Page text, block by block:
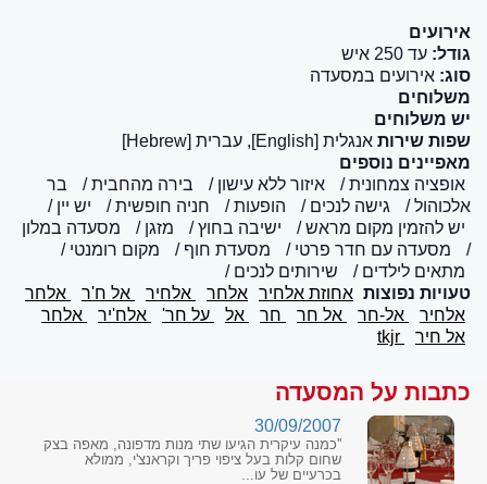
אירועים
גודל: עד 250 איש
סוג: אירועים במסעדה
משלוחים
יש משלוחים
שפות שירות אנגלית [English], עברית [Hebrew]
מאפיינים נוספים
אופציה צמחונית
איזור ללא עישון בירה מהחבית
בר
אלכוהול
גישה לנכים הופעות חניה חופשית
יש יין
יש להזמין מקום מראש
ישיבה בחוץ מזגן
מסעדה במלון
מסעדה עם חדר פרטי
מסעדת חוף
מקום רומנטי
מתאים לילדים
שירותים לנכים
טעויות נפוצות אחוזת אלחיר אלחר אלחיר אל ח'ר
אלחר
אלחיר
אל-חר אל חר חר אל על חר' אלח'יר
אלחר
אל חיר
כתבות על המסעדה
30/09/2007
''כמנה עיקרית הגיעו שתי מנות מדפונה, מאפה בצק
שחום קלות בעל ציפוי פריך וקראנצ'י, ממולא
בכרעיים של עו...